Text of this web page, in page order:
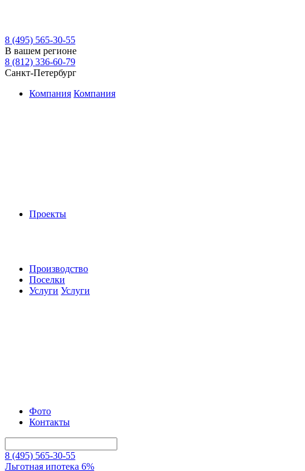
8 (495) 565-30-55
В вашем регионе
8 (812) 336-60-79
Санкт-Петербург
Компания Компания
Проекты
Производство
Поселки
Услуги Услуги
Фото
Контакты
8 (495) 565-30-55
Льготная ипотека 6%